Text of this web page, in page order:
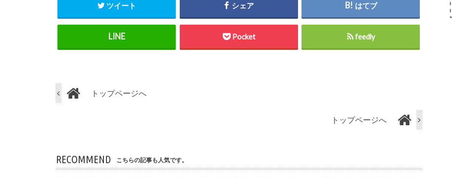
ツイート シェア はてブ
Pocket feedly
トップページへ
トップページへ
RECOMMEND こちらの記事も人気です。